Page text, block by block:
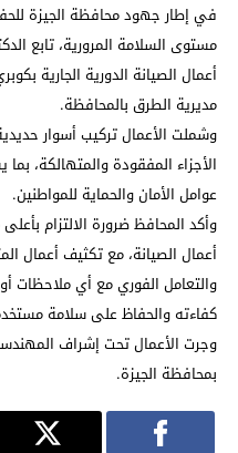
في إطار جهود محافظة الجيزة
مستوى السلامة المرورية، تابع
أعمال الصيانة الدورية الجارية
مديرية الطرق بالمحافظة.
وشملت الأعمال تركيب أسوار
الأجزاء المفقودة والمتهالكة،
عوامل الأمان والحماية للمواطنين.
وأكد المحافظ ضرورة الالتزام
أعمال الصيانة، مع تكثيف أعمال
والتعامل الفوري مع أي ملاحظات
كفاءته والحفاظ على سلامة
وجرت الأعمال تحت إشراف
بمحافظة الجيزة.